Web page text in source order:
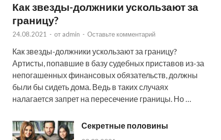
Как звезды-должники ускользают за
границу?
24.08.2021 - от admin - Оставьте комментарий
Как звезды-должники ускользают за границу?
Артисты, попавшие в базу судебных приставов из-за
непогашенных финансовых обязательств, должны
были бы сидеть дома. Ведь в таких случаях
налагается запрет на пересечение границы. Но …
Секретные половины